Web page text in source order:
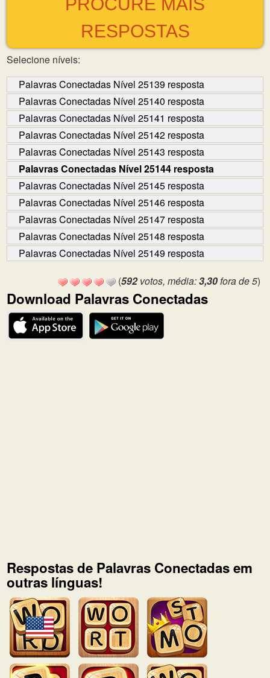
RESPOSTAS
Selecione níveis:
Palavras Conectadas Nível 25139 resposta
Palavras Conectadas Nível 25140 resposta
Palavras Conectadas Nível 25141 resposta
Palavras Conectadas Nível 25142 resposta
Palavras Conectadas Nível 25143 resposta
Palavras Conectadas Nível 25144 resposta
Palavras Conectadas Nível 25145 resposta
Palavras Conectadas Nível 25146 resposta
Palavras Conectadas Nível 25147 resposta
Palavras Conectadas Nível 25148 resposta
Palavras Conectadas Nível 25149 resposta
(592votos, média:3,30fora de 5)
Download Palavras Conectadas
Respostas de Palavras Conectadas em
outras línguas!